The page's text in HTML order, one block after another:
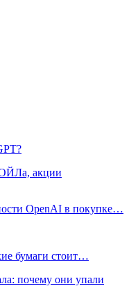
акции
OpenAI в покупке…
бумаги стоит…
почему они упали